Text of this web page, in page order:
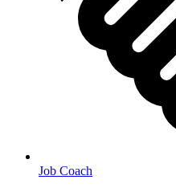
Job Coach